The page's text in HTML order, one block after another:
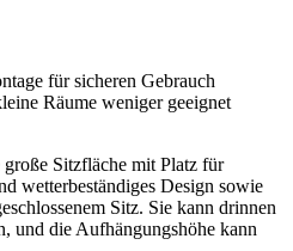
für sicheren Gebrauch
Räume weniger geeignet
Sitzfläche mit Platz für
wetterbeständiges Design sowie
Sitz. Sie kann drinnen
und die Aufhängungshöhe kann